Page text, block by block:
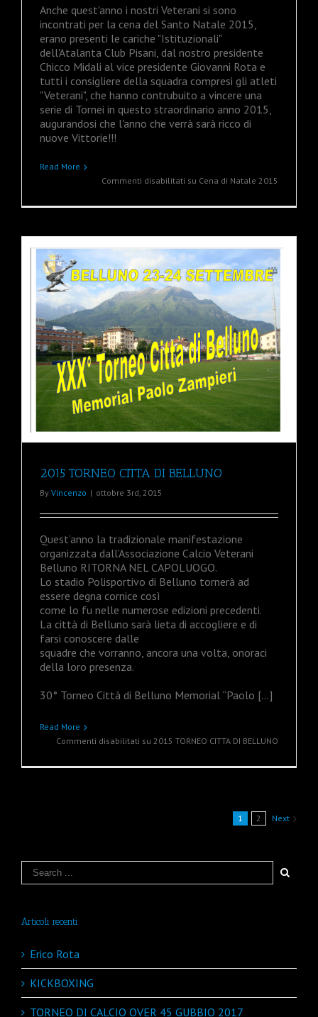
Anche quest'anno i nostri Veterani si sono
incontrati per la cena del Santo Natale 2015,
erano presenti le cariche "Istituzionali"
dell'Atalanta Club Pisani, dal nostro presidente
Chicco Midali al vice presidente Giovanni Rota e
tutti i consigliere della squadra compresi gli atleti
"Veterani", che hanno contrubuito a vincere una
serie di Tornei in questo straordinario anno 2015,
augurandosi che l'anno che verrà sarà ricco di
nuove Vittorie!!!
Read More
Commenti disabilitati su Cena di Natale 2015
2015 TORNEO CITTA DI BELLUNO
By Vincenzo | ottobre 3rd, 2015
Quest’anno la tradizionale manifestazione
organizzata dall’Associazione Calcio Veterani
Belluno RITORNA NEL CAPOLUOGO.
Lo stadio Polisportivo di Belluno tornerà ad
essere degna cornice così
come lo fu nelle numerose edizioni precedenti.
La città di Belluno sarà lieta di accogliere e di
farsi conoscere dalle
squadre che vorranno, ancora una volta, onoraci
della loro presenza.
30° Torneo Città di Belluno Memorial “Paolo […]
Read More
Commenti disabilitati su 2015 TORNEO CITTA DI BELLUNO
1 2 Next
Articoli recenti
Erico Rota
KICKBOXING
TORNEO DI CALCIO OVER 45 GUBBIO 2017